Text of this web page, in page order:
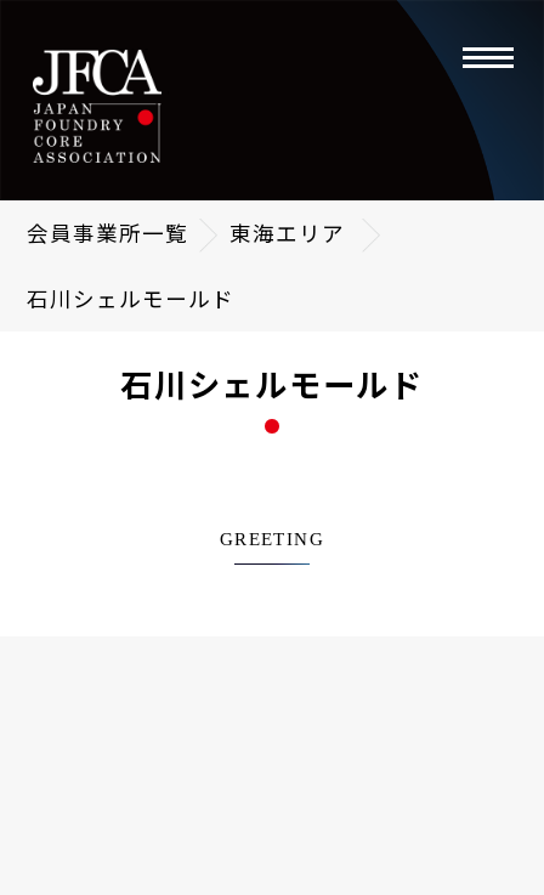
toggle
会員事業所一覧 東海エリア
石川シェルモールド
石川シェルモールド
GREETING